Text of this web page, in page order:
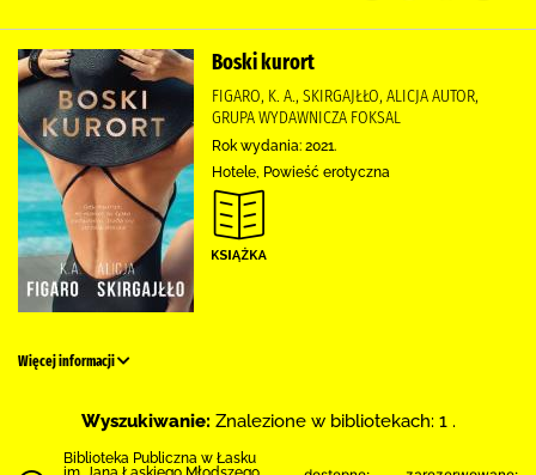
Boski kurort
FIGARO, K. A., SKIRGAJŁŁO, ALICJA AUTOR,
GRUPA WYDAWNICZA FOKSAL
Rok wydania: 2021.
Hotele, Powieść erotyczna
Więcej informacji
Wyszukiwanie: Znalezione w bibliotekach: 1 .
Biblioteka Publiczna w Łasku